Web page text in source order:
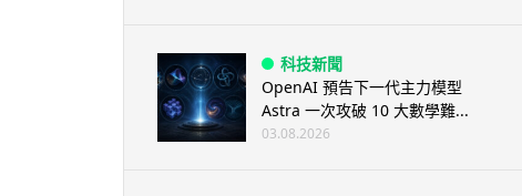
科技新聞
OpenAI 預告下一代主力模型
Astra 一次攻破 10 大數學難...
03.08.2026